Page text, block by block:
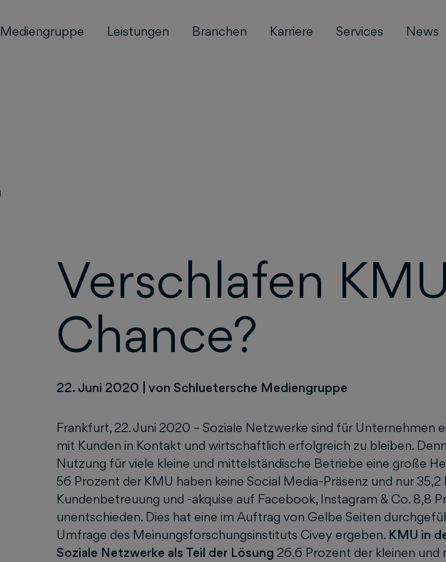
Mediengruppe Leistungen Branchen Karriere Services News
Verschlafen
Chance?
22. Juni 2020 von Schluetersche Mediengruppe
Frankfurt, 22. Juni 2020 – Soziale Netzwerke sind für Unternehmen
mit Kunden in Kontakt und wirtschaftlich erfolgreich zu bleiben.
Nutzung für viele kleine und mittelständische Betriebe eine große
56 Prozent der KMU haben keine Social Media-Präsenz und nur
Kundenbetreuung und -akquise auf Facebook, Instagram & Co. 8,8
unentschieden. Dies hat eine im Auftrag von Gelbe Seiten
Umfrage des Meinungsforschungsinstituts Civey ergeben. KMU in
Soziale Netzwerke als Teil der Lösung 26,6 Prozent der kleinen und